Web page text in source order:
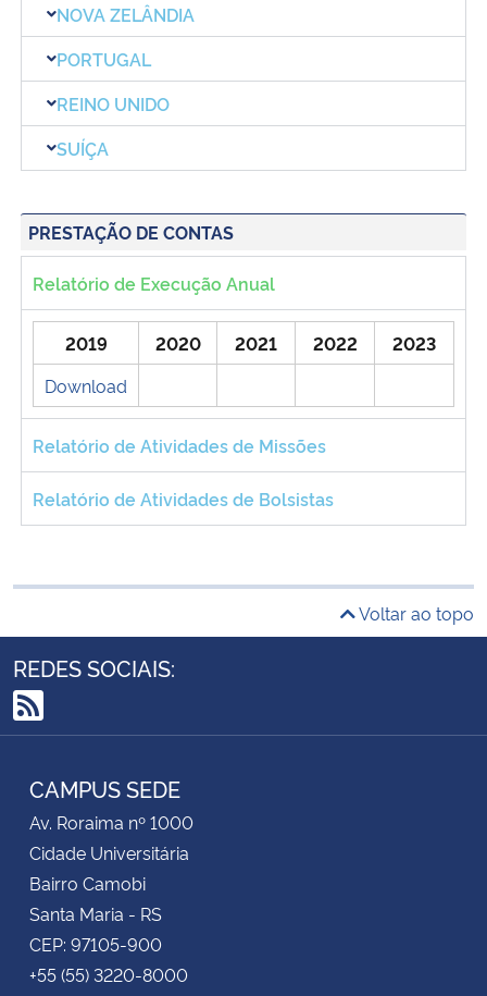
NOVA ZELÂNDIA
PORTUGAL
REINO UNIDO
SUÍÇA
PRESTAÇÃO DE CONTAS
Relatório de Execução Anual
2019 2020 2021 2022
2023
Download
Relatório de Atividades de Missões
Relatório de Atividades de Bolsistas
Voltar ao topo
REDES SOCIAIS:
RSS
CAMPUS SEDE
Av. Roraima nº 1000
Cidade Universitária
Bairro Camobi
Santa Maria - RS
CEP: 97105-900
+55 (55) 3220-8000